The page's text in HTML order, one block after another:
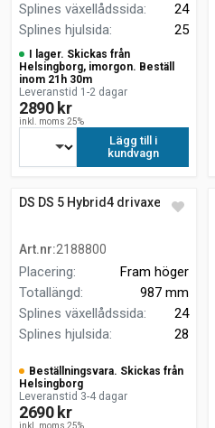
Splines växellådssida:
24
Splines hjulsida: 25
I lager. Skickas från
Helsingborg, imorgon. Beställ
inom 21h 30m
Leveranstid 1-2 dagar
2890 kr
inkl. moms 25%
Lägg till i
kundvagn
DS DS 5 Hybrid4 drivaxel
Art.nr:2188800
Placering:
Fram höger
Totallängd:
987 mm
Splines växellådssida:
24
Splines hjulsida: 28
Beställningsvara. Skickas från
Helsingborg
Leveranstid 3-4 dagar
2690 kr
inkl. moms 25%